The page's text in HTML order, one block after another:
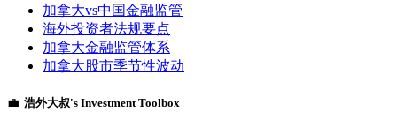
加拿大vs中国金融监管
海外投资者法规要点
加拿大金融监管体系
加拿大股市季节性波动
💼 浩外大叔's Investment Toolbox